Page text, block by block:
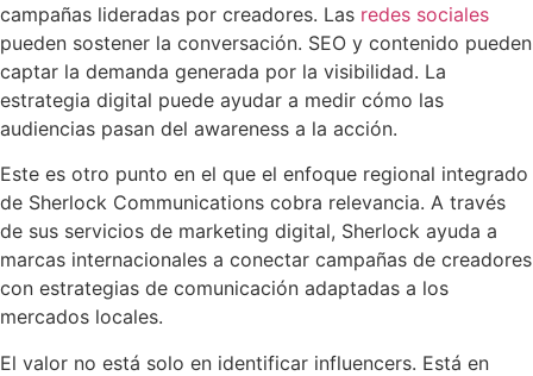
campañas lideradas por creadores. Las redes sociales
pueden sostener la conversación. SEO y contenido pueden
captar la demanda generada por la visibilidad. La
estrategia digital puede ayudar a medir cómo las
audiencias pasan del awareness a la acción.
Este es otro punto en el que el enfoque regional integrado
de Sherlock Communications cobra relevancia. A través
de sus servicios de marketing digital, Sherlock ayuda a
marcas internacionales a conectar campañas de creadores
con estrategias de comunicación adaptadas a los
mercados locales.
El valor no está solo en identificar influencers. Está en